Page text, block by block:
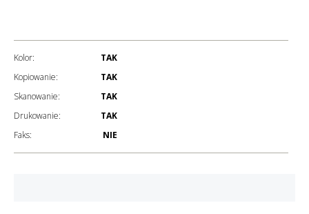
Kolor:
TAK
Kopiowanie:
TAK
Skanowanie:
TAK
Drukowanie:
TAK
Faks:
NIE